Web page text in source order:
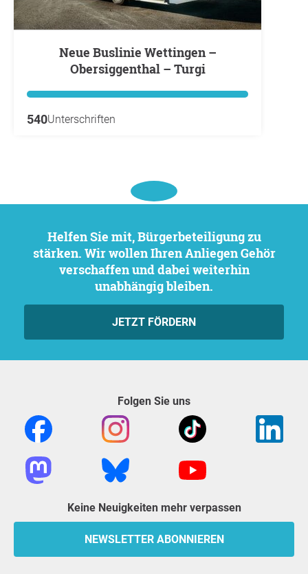
Neue Buslinie Wettingen –
Obersiggenthal – Turgi
540Unterschriften
Helfen Sie mit, Bürgerbeteiligung zu
stärken. Wir wollen Ihren Anliegen Gehör
verschaffen und dabei weiterhin
unabhängig bleiben.
JETZT FÖRDERN
Folgen Sie uns
Keine Neuigkeiten mehr verpassen
NEWSLETTER ABONNIEREN